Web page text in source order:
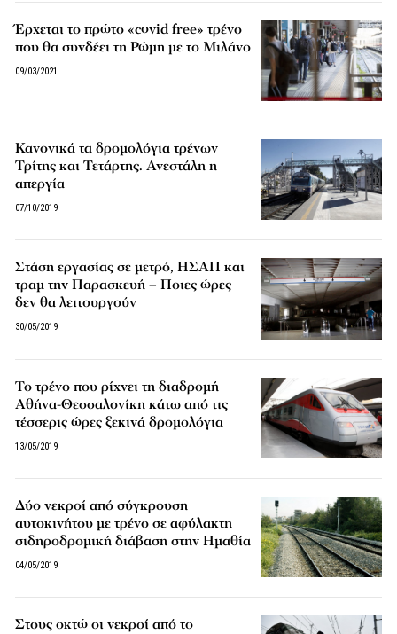
Έρχεται το πρώτο «covid free» τρένο
που θα συνδέει τη Ρώμη με το Μιλάνο
09/03/2021
Κανονικά τα δρομολόγια τρένων
Τρίτης και Τετάρτης. Ανεστάλη η
απεργία
07/10/2019
Στάση εργασίας σε μετρό, ΗΣΑΠ και
τραμ την Παρασκευή – Ποιες ώρες
δεν θα λειτουργούν
30/05/2019
Το τρένο που ρίχνει τη διαδρομή
Αθήνα-Θεσσαλονίκη κάτω από τις
τέσσερις ώρες ξεκινά δρομολόγια
13/05/2019
Δύο νεκροί από σύγκρουση
αυτοκινήτου με τρένο σε αφύλακτη
σιδηροδρομική διάβαση στην Ημαθία
04/05/2019
Στους οκτώ οι νεκροί από το